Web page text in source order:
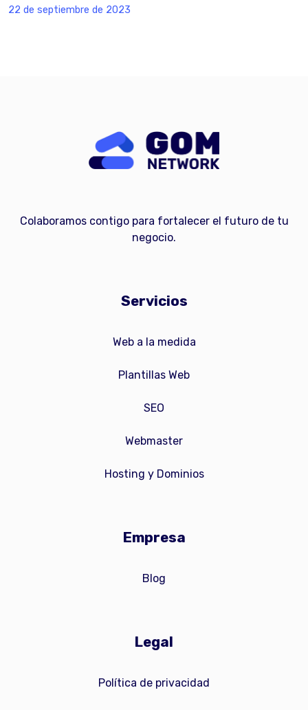
22 de septiembre de 2023
Colaboramos contigo para fortalecer el futuro de tu
negocio.
Servicios
Web a la medida
Plantillas Web
SEO
Webmaster
Hosting y Dominios
Empresa
Blog
Legal
Política de privacidad